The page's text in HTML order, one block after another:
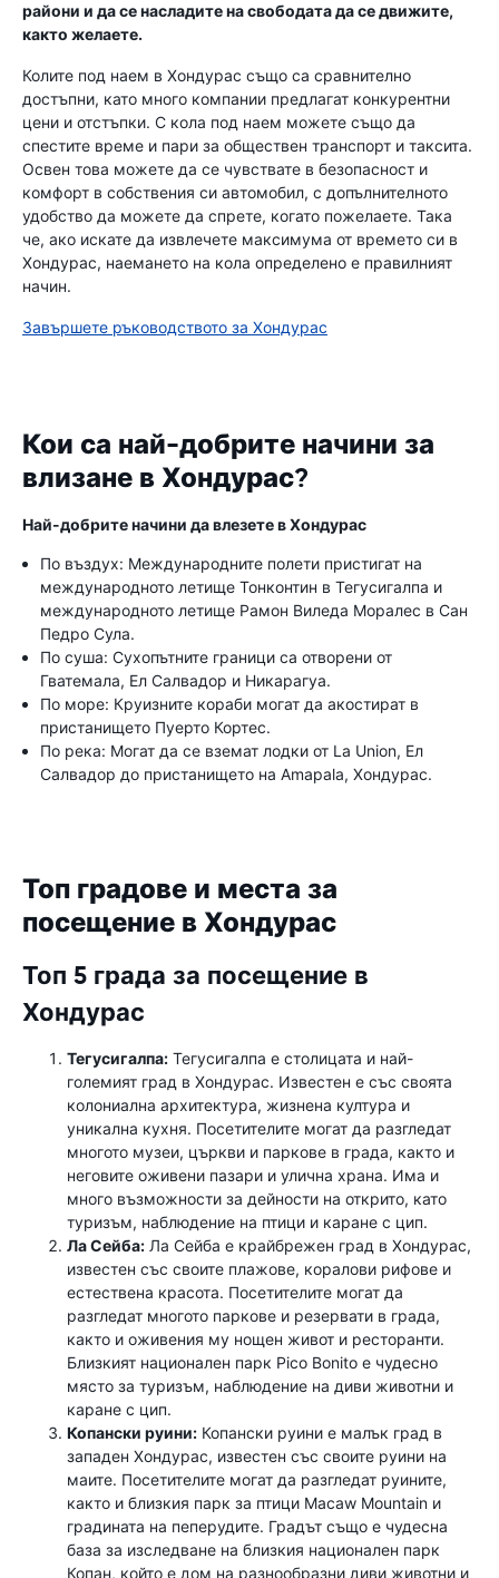
райони и да се насладите на свободата да се движите,
както желаете.
Колите под наем в Хондурас също са сравнително
достъпни, като много компании предлагат конкурентни
цени и отстъпки. С кола под наем можете също да
спестите време и пари за обществен транспорт и таксита.
Освен това можете да се чувствате в безопасност и
комфорт в собствения си автомобил, с допълнителното
удобство да можете да спрете, когато пожелаете. Така
че, ако искате да извлечете максимума от времето си в
Хондурас, наемането на кола определено е правилният
начин.
Завършете ръководството за Хондурас
Кои са най-добрите начини за
влизане в Хондурас?
Най-добрите начини да влезете в Хондурас
По въздух: Международните полети пристигат на
международното летище Тонконтин в Тегусигалпа и
международното летище Рамон Виледа Моралес в Сан
Педро Сула.
По суша: Сухопътните граници са отворени от
Гватемала, Ел Салвадор и Никарагуа.
По море: Круизните кораби могат да акостират в
пристанището Пуерто Кортес.
По река: Могат да се вземат лодки от La Union, Ел
Салвадор до пристанището на Amapala, Хондурас.
Топ градове и места за
посещение в Хондурас
Топ 5 града за посещение в
Хондурас
Тегусигалпа: Тегусигалпа е столицата и най-
големият град в Хондурас. Известен е със своята
колониална архитектура, жизнена култура и
уникална кухня. Посетителите могат да разгледат
многото музеи, църкви и паркове в града, както и
неговите оживени пазари и улична храна. Има и
много възможности за дейности на открито, като
туризъм, наблюдение на птици и каране с цип.
Ла Сейба: Ла Сейба е крайбрежен град в Хондурас,
известен със своите плажове, коралови рифове и
естествена красота. Посетителите могат да
разгледат многото паркове и резервати в града,
както и оживения му нощен живот и ресторанти.
Близкият национален парк Pico Bonito е чудесно
място за туризъм, наблюдение на диви животни и
каране с цип.
Копански руини: Копански руини е малък град в
западен Хондурас, известен със своите руини на
маите. Посетителите могат да разгледат руините,
както и близкия парк за птици Macaw Mountain и
градината на пеперудите. Градът също е чудесна
база за изследване на близкия национален парк
Копан, който е дом на разнообразни диви животни и